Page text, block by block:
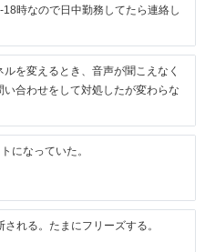
時なので日中勤務してたら連絡し
を変えるとき、音声が聞こえなく
合わせをして対処したが変わらな
になっていた。
れる。たまにフリーズする。